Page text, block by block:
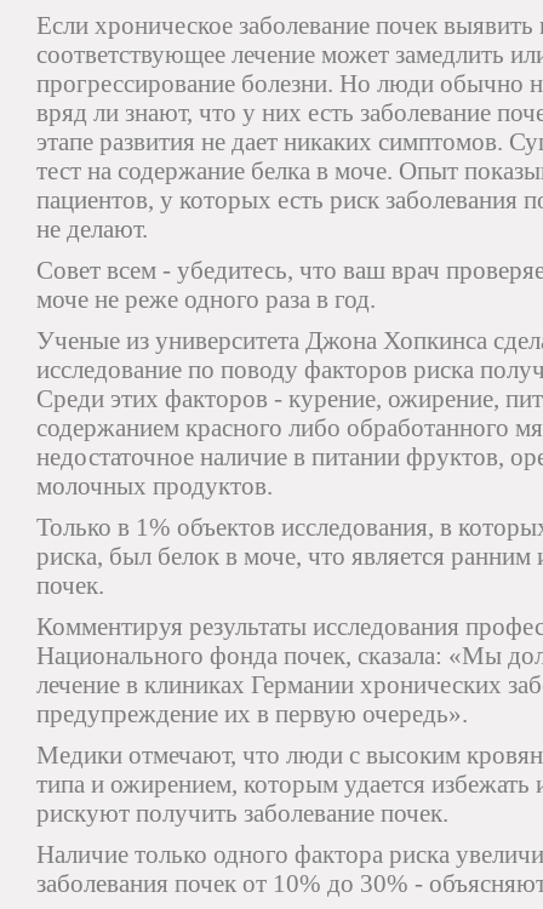
Если хроническое заболевание почек выявить
соответствующее лечение может замедлить
прогрессирование болезни. Но люди обычно
вряд ли знают, что у них есть заболевание
этапе развития не дает никаких симптомов.
тест на содержание белка в моче. Опыт
пациентов, у которых есть риск заболевания
не делают.
Совет всем - убедитесь, что ваш врач
моче не реже одного раза в год.
Ученые из университета Джона Хопкинса
исследование по поводу факторов риска
Среди этих факторов - курение, ожирение,
содержанием красного либо обработанного
недостаточное наличие в питании фруктов,
молочных продуктов.
Только в 1% объектов исследования, в
риска, был белок в моче, что является ранним
почек.
Комментируя результаты исследования
Национального фонда почек, сказала: «Мы
лечение в клиниках Германии хронических
предупреждение их в первую очередь».
Медики отмечают, что люди с высоким
типа и ожирением, которым удается избежать
рискуют получить заболевание почек.
Наличие только одного фактора риска
заболевания почек от 10% до 30% -